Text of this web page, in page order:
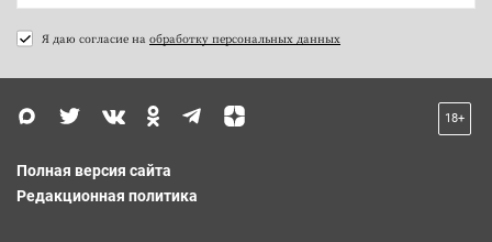
Я даю согласие на обработку персональных данных
18+
Полная версия сайта
Редакционная политика